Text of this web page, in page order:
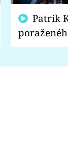
fanoušci